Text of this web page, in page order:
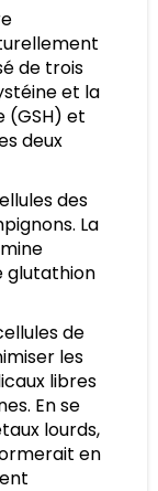
de trois
et la
(GSH) et
deux
des
La
glutathion
de
les
libres
En se
lourds,
en